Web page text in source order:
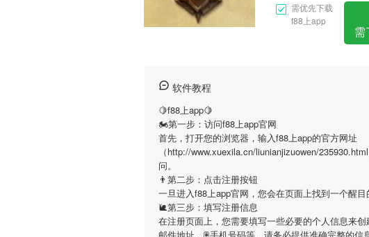
需优先下载
f88上app
软件教程
🍋f88上app🍋
🏍第一步：访问f88上app官网
首先，打开您的浏览器，输入f88上app的官方网址
（http://www.xuexila.cn/liunianjizuowen/
问。
👨第二步：点击注册按钮
一旦进入f88上app官网，您会在页面上找到一个醒
🐌第三步：填写注册信息
在注册页面上，您需要填写一些必要的个人信息来